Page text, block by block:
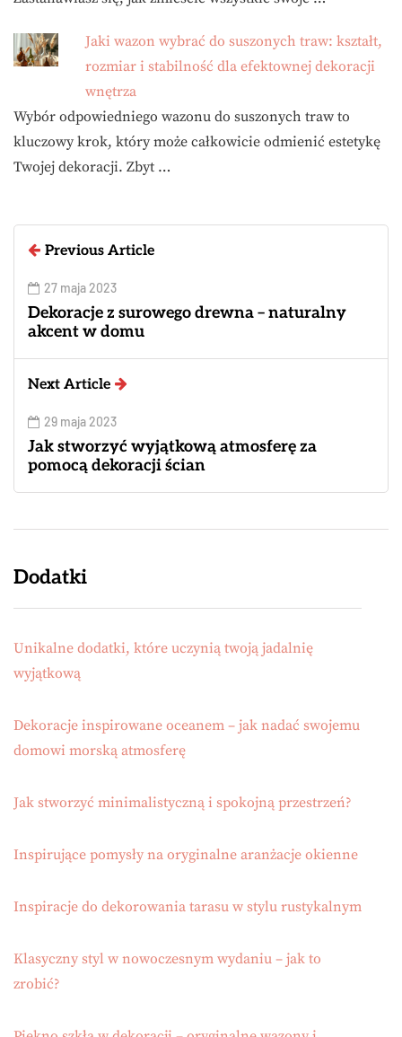
Jaki wazon wybrać do suszonych traw: kształt,
rozmiar i stabilność dla efektownej dekoracji
wnętrza
Wybór odpowiedniego wazonu do suszonych traw to
kluczowy krok, który może całkowicie odmienić estetykę
Twojej dekoracji. Zbyt …
Previous Article
27 maja 2023
Dekoracje z surowego drewna – naturalny
akcent w domu
Next Article
29 maja 2023
Jak stworzyć wyjątkową atmosferę za
pomocą dekoracji ścian
Dodatki
Unikalne dodatki, które uczynią twoją jadalnię
wyjątkową
Dekoracje inspirowane oceanem – jak nadać swojemu
domowi morską atmosferę
Jak stworzyć minimalistyczną i spokojną przestrzeń?
Inspirujące pomysły na oryginalne aranżacje okienne
Inspiracje do dekorowania tarasu w stylu rustykalnym
Klasyczny styl w nowoczesnym wydaniu – jak to
zrobić?